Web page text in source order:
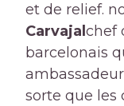
et de relief.
Carvajal chef
barcelonais
sorte que les